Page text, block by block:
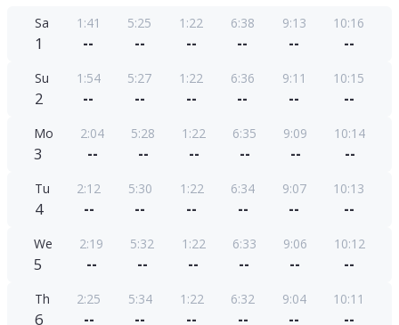
Sa
1
1:41
--
5:25
--
1:22
--
6:38
--
9:13
--
10:16
--
Su
2
1:54
--
5:27
--
1:22
--
6:36
--
9:11
--
10:15
--
Mo
3
2:04
--
5:28
--
1:22
--
6:35
--
9:09
--
10:14
--
Tu
4
2:12
--
5:30
--
1:22
--
6:34
--
9:07
--
10:13
--
We
5
2:19
--
5:32
--
1:22
--
6:33
--
9:06
--
10:12
--
Th
6
2:25
--
5:34
--
1:22
--
6:32
--
9:04
--
10:11
--